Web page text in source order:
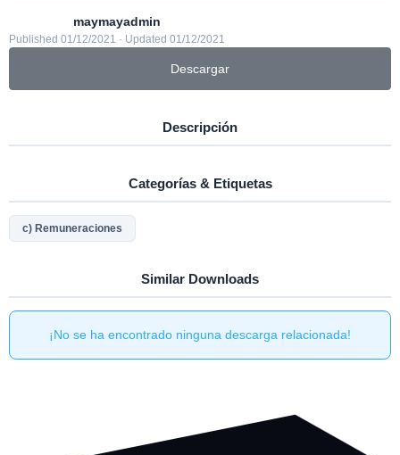
maymayadmin
Published 01/12/2021 · Updated 01/12/2021
Descargar
Descripción
Categorías & Etiquetas
c) Remuneraciones
Similar Downloads
¡No se ha encontrado ninguna descarga relacionada!